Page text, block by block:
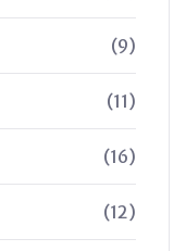
(9)
(11)
(16)
(12)